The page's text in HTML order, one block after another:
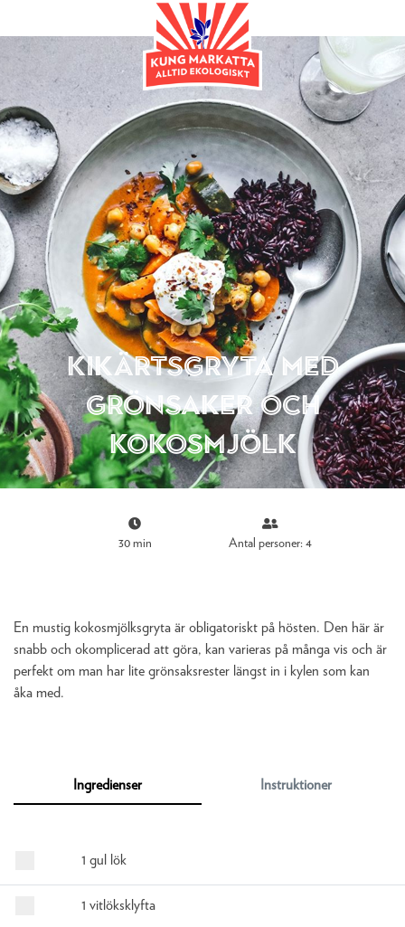
Kikärtsgryta med
grönsaker och
kokosmjölk
Huvudrätt
30 min Antal personer: 4
En mustig kokosmjölksgryta är obligatoriskt på hösten. Den här är
snabb och okomplicerad att göra, kan varieras på många vis och är
perfekt om man har lite grönsaksrester längst in i kylen som kan
åka med.
Ingredienser Instruktioner
1 gul lök
1 vitlöksklyfta